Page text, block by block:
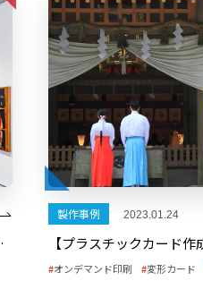
ートカード
製作事例 2023.01.24
オンデマンド印刷 変形カード